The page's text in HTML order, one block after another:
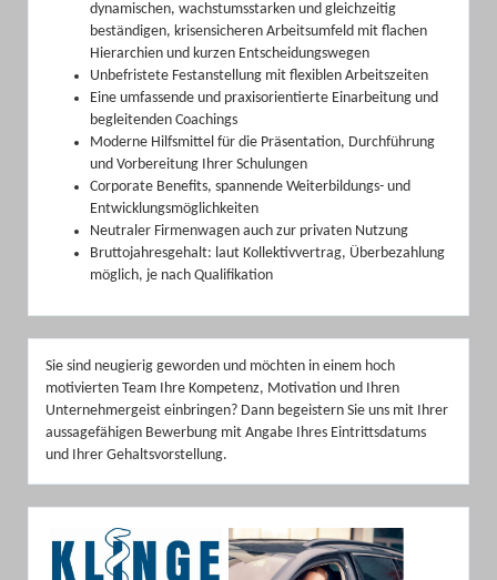
dynamischen, wachstumsstarken und gleichzeitig
beständigen, krisensicheren Arbeitsumfeld mit flachen
Hierarchien und kurzen Entscheidungswegen
Unbefristete Festanstellung mit flexiblen Arbeitszeiten
Eine umfassende und praxisorientierte Einarbeitung und
begleitenden Coachings
Moderne Hilfsmittel für die Präsentation, Durchführung
und Vorbereitung Ihrer Schulungen
Corporate Benefits, spannende Weiterbildungs- und
Entwicklungsmöglichkeiten
Neutraler Firmenwagen auch zur privaten Nutzung
Bruttojahresgehalt: laut Kollektivvertrag, Überbezahlung
möglich, je nach Qualifikation
Sie sind neugierig geworden und möchten in einem hoch
motivierten Team Ihre Kompetenz, Motivation und Ihren
Unternehmergeist einbringen? Dann begeistern Sie uns mit Ihrer
aussagefähigen Bewerbung mit Angabe Ihres Eintrittsdatums
und Ihrer Gehaltsvorstellung.